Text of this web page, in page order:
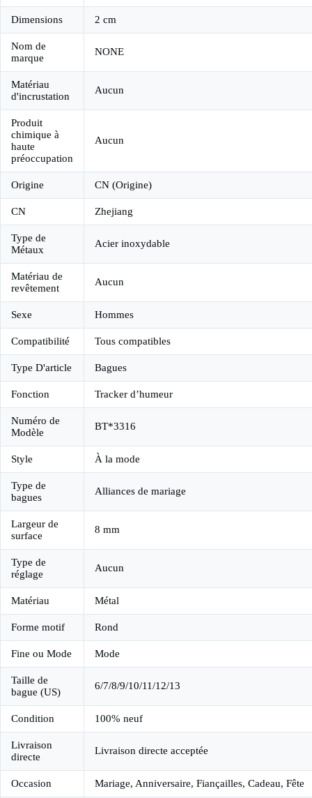
Dimensions 2 cm
Nom de
marque
NONE
Matériau
d'incrustation
Aucun
Produit
chimique à
haute
préoccupation
Aucun
Origine CN (Origine)
CN Zhejiang
Type de
Métaux
Acier inoxydable
Matériau de
revêtement
Aucun
Sexe Hommes
Compatibilité Tous compatibles
Type D'article Bagues
Fonction Tracker d’humeur
Numéro de
Modèle
BT*3316
Style À la mode
Type de
bagues
Alliances de mariage
Largeur de
surface
8 mm
Type de
réglage
Aucun
Matériau Métal
Forme motif Rond
Fine ou Mode Mode
Taille de
bague (US)
6/7/8/9/10/11/12/13
Condition 100% neuf
Livraison
directe
Livraison directe acceptée
Occasion Mariage, Anniversaire, Fiançailles, Cadeau, Fête